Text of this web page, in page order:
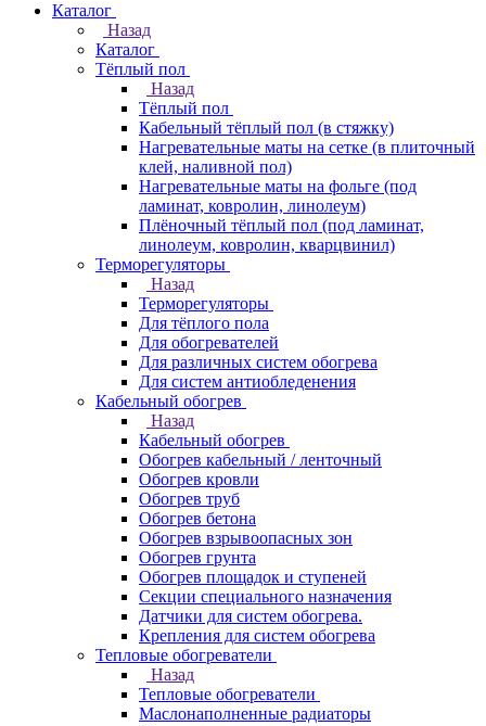
Каталог
Назад
Каталог
Тёплый пол
Назад
Тёплый пол
Кабельный тёплый пол (в стяжку)
Нагревательные маты на сетке (в плиточный
клей, наливной пол)
Нагревательные маты на фольге (под
ламинат, ковролин, линолеум)
Плёночный тёплый пол (под ламинат,
линолеум, ковролин, кварцвинил)
Терморегуляторы
Назад
Терморегуляторы
Для тёплого пола
Для обогревателей
Для различных систем обогрева
Для систем антиобледенения
Кабельный обогрев
Назад
Кабельный обогрев
Обогрев кабельный / ленточный
Обогрев кровли
Обогрев труб
Обогрев бетона
Обогрев взрывоопасных зон
Обогрев грунта
Обогрев площадок и ступеней
Секции специального назначения
Датчики для систем обогрева.
Крепления для систем обогрева
Тепловые обогреватели
Назад
Тепловые обогреватели
Маслонаполненные радиаторы